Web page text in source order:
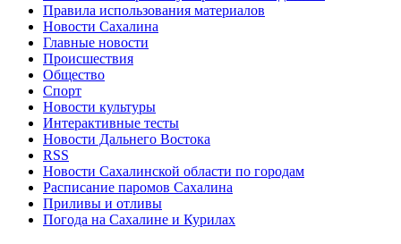
Правила использования материалов
Новости Сахалина
Главные новости
Происшествия
Общество
Спорт
Новости культуры
Интерактивные тесты
Новости Дальнего Востока
RSS
Новости Сахалинской области по городам
Расписание паромов Сахалина
Приливы и отливы
Погода на Сахалине и Курилах